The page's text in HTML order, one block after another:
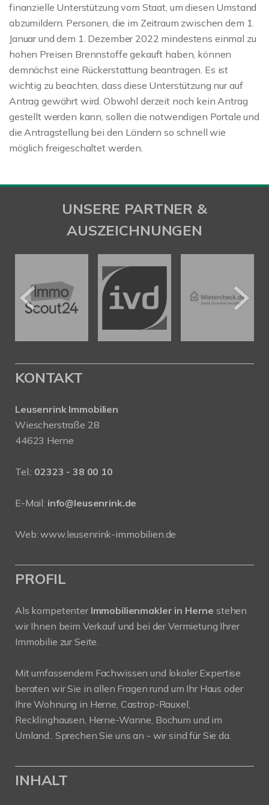
finanzielle Unterstützung vom Staat, um diesen Umstand
abzumildern. Personen, die im Zeitraum zwischen dem 1.
Januar und dem 1. Dezember 2022 mindestens einmal zu
hohen Preisen Brennstoffe gekauft haben, können
demnächst eine Rückerstattung beantragen. Es ist
wichtig zu beachten, dass diese Unterstützung nur auf
Antrag gewährt wird. Obwohl derzeit noch kein Antrag
gestellt werden kann, sollen die notwendigen Portale und
die Antragstellung bei den Ländern so schnell wie
möglich freigeschaltet werden.
UNSERE PARTNER &
AUSZEICHNUNGEN
KONTAKT
Leusenrink Immobilien
Wiescherstraße 28
44623 Herne
Tel.: 02323 - 38 00 10
E-Mail: info@leusenrink.de
Web:www.leusenrink-immobilien.de
PROFIL
Als kompetenter Immobilienmakler in Herne stehen
wir Ihnen beim Verkauf und bei der Vermietung Ihrer
Immobilie zur Seite.
Mit umfassendem Fachwissen und lokaler Expertise
beraten wir Sie in allen Fragen rund um Ihr Haus oder
Ihre Wohnung in Herne, Castrop-Rauxel,
Recklinghausen, Herne-Wanne, Bochum und im
Umland.. Sprechen Sie uns an - wir sind für Sie da.
INHALT